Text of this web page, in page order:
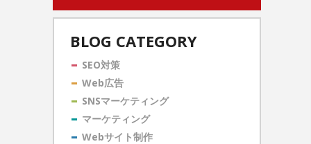
BLOG CATEGORY
SEO対策
Web広告
SNSマーケティング
マーケティング
Webサイト制作